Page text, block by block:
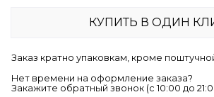
КУПИТЬ В ОДИН
Заказ кратно упаковкам, кроме
Нет времени на оформление заказа?
Закажите обратный звонок (c 10:00 до